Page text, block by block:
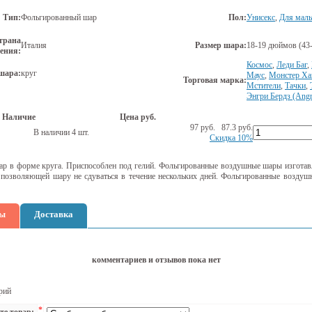
Тип:Фольгированный шар Пол:Унисекс, Для
Италия Размер шара:18-19 дюймов
круг
Торговая марка:
Космос, Леди Баг,
Маус, Монстер
Мстители, Тачки,
Энгри Бердз
Наличие
Цена руб.
В наличии 4 шт.
97 руб. 87.3 руб.
Скидка 10%
в форме круга. Приспособлен под гелий. Фольгированные воздушные шары
шару не сдуваться в течение нескольких дней. Фольгированные
Доставка
комментариев и отзывов пока нет
*